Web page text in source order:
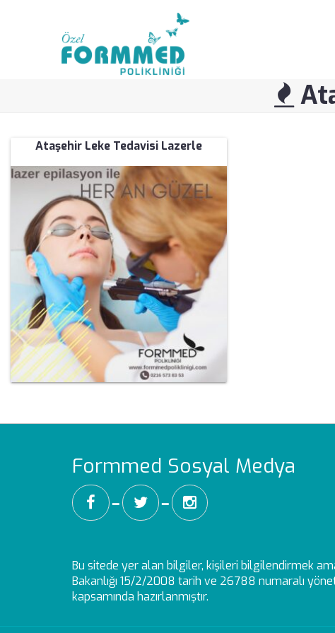
Ataşehir Leke Tedavisi Lazerle
Formmed Sosyal Medya
━ ━
Bu sitede yer alan bilgiler, kişileri bilgilendirmek
Bakanlığı 15/2/2008 tarih ve 26788 numaralı
kapsamında hazırlanmıştır.